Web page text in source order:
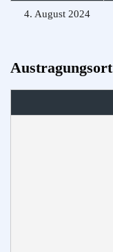
4. August 2024
Austragungsort